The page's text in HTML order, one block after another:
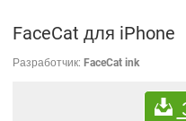
FaceCat для iPhone
Разработчик: FaceCat ink